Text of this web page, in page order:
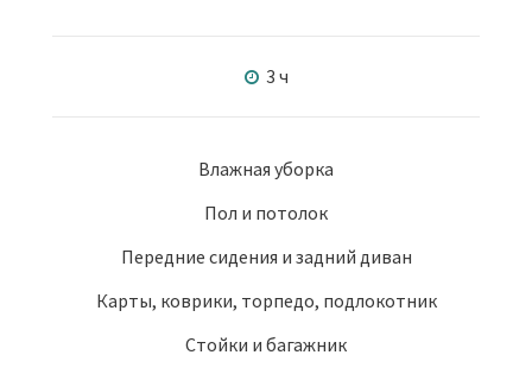
3 ч
Влажная уборка
Пол и потолок
Передние сидения и задний диван
Карты, коврики, торпедо, подлокотник
Стойки и багажник